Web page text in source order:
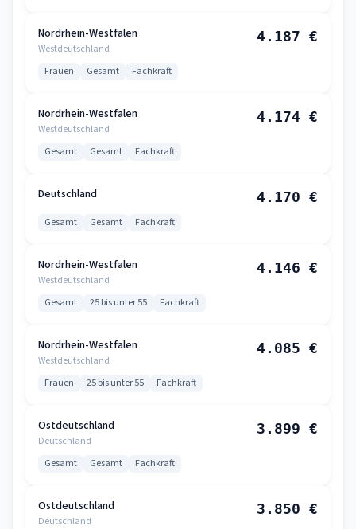
Nordrhein-Westfalen
Westdeutschland
4.187 €
Frauen Gesamt Fachkraft
Nordrhein-Westfalen
Westdeutschland
4.174 €
Gesamt Gesamt Fachkraft
Deutschland 4.170 €
Gesamt Gesamt Fachkraft
Nordrhein-Westfalen
Westdeutschland
4.146 €
Gesamt 25 bis unter 55 Fachkraft
Nordrhein-Westfalen
Westdeutschland
4.085 €
Frauen 25 bis unter 55 Fachkraft
Ostdeutschland
Deutschland
3.899 €
Gesamt Gesamt Fachkraft
Ostdeutschland
Deutschland
3.850 €